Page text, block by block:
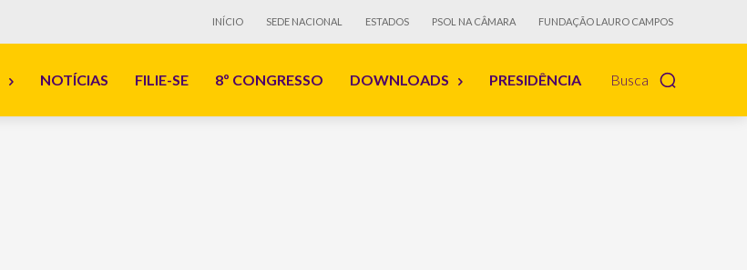
INÍCIO SEDE NACIONAL ESTADOS PSOL NA CÂMARA FUNDAÇÃO LAURO CAMPOS
Busca
NOTÍCIAS FILIE-SE 8º CONGRESSO DOWNLOADS PRESIDÊNCIA